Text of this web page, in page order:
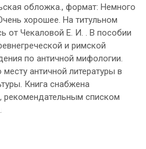
обложка., формат: Немного
хорошее. На титульном
от Чекаловой Е. И. . В пособии
и римской
по античной мифологии.
античной литературы в
Книга снабжена
списком